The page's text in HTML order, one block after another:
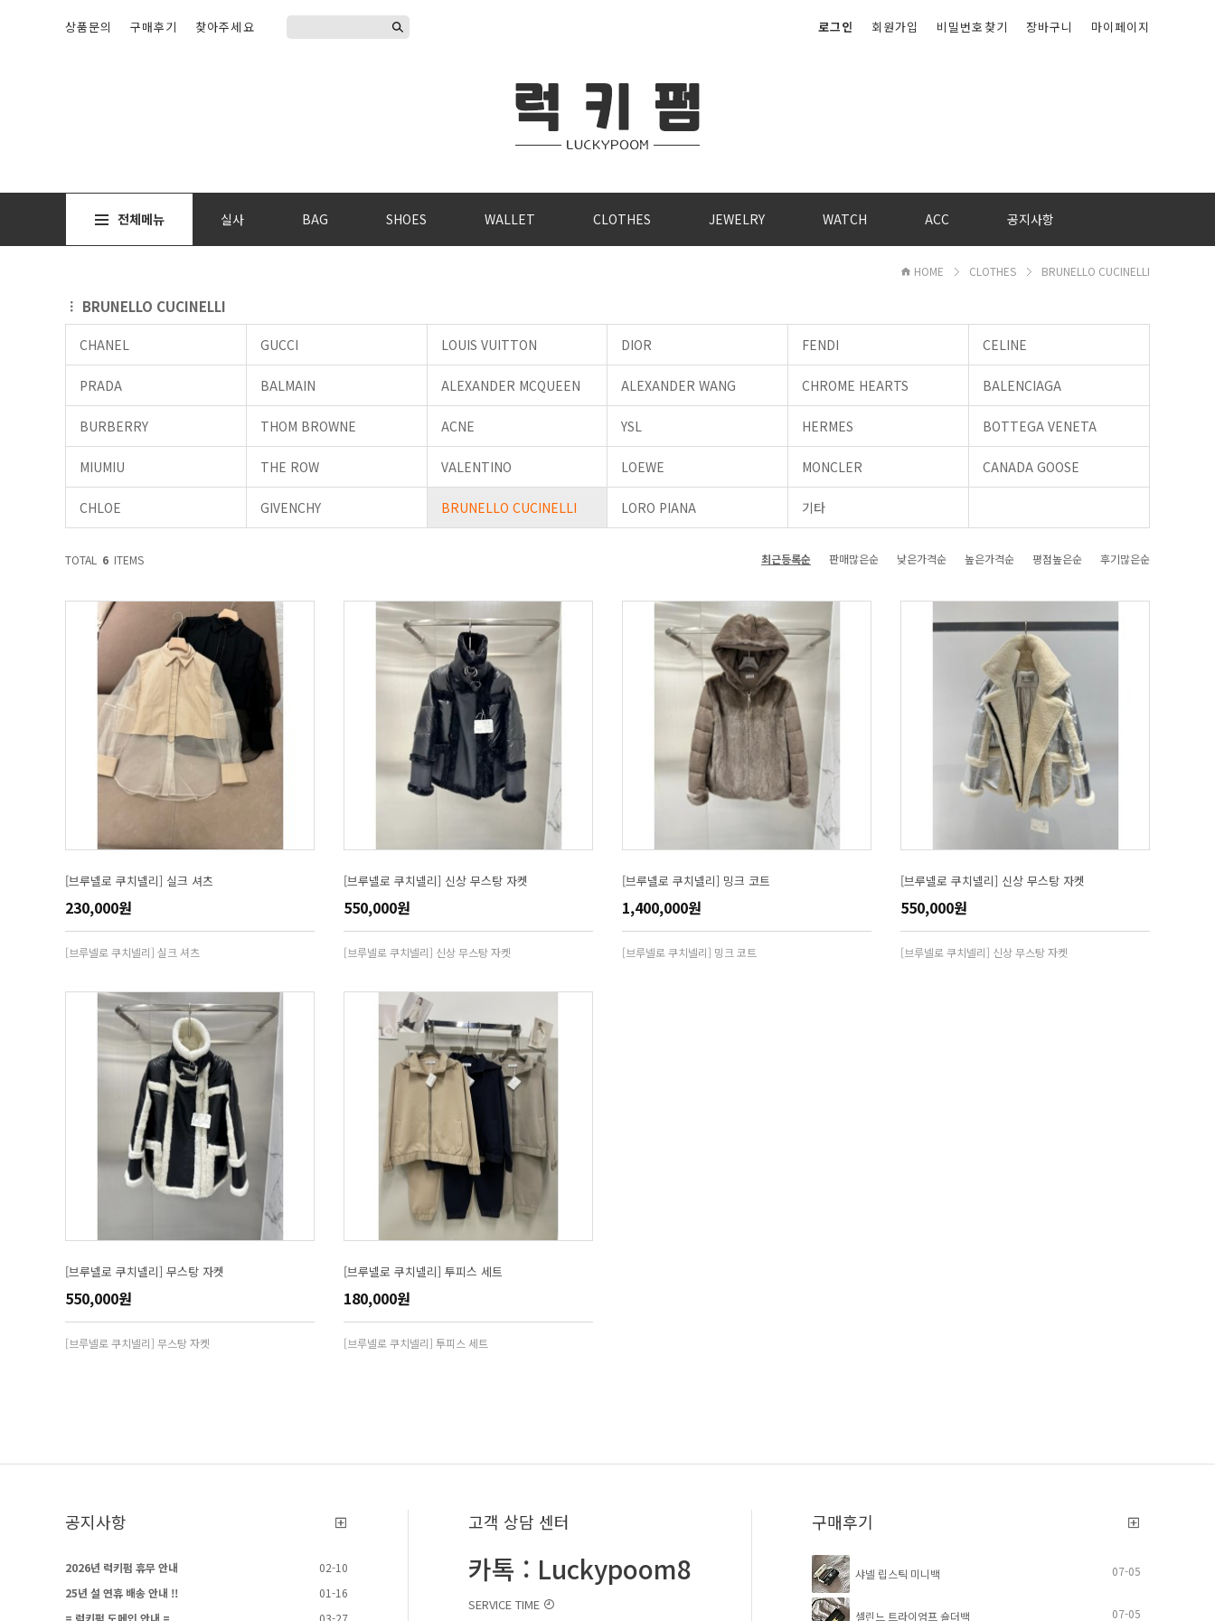
상품문의 구매후기 찾아주세요 로그인 회원가입 비밀번호찾기 장바구니 마이페이지
전체메뉴 실사 BAG SHOES WALLET CLOTHES JEWELRY WATCH ACC 공지사항
HOME CLOTHES BRUNELLO CUCINELLI
BRUNELLO CUCINELLI
CHANEL GUCCI LOUIS VUITTON DIOR FENDI CELINE
PRADA BALMAIN ALEXANDER MCQUEEN ALEXANDER WANG CHROME HEARTS BALENCIAGA
BURBERRY THOM BROWNE ACNE YSL HERMES BOTTEGA VENETA
MIUMIU THE ROW VALENTINO LOEWE MONCLER CANADA GOOSE
CHLOE GIVENCHY BRUNELLO CUCINELLI LORO PIANA 기타
TOTAL 6 ITEMS 최근등록순 판매많은순 낮은가격순 높은가격순 평점높은순 후기많은순
[브루넬로 쿠치넬리] 실크 셔츠
230,000원
[브루넬로 쿠치넬리] 실크 셔츠
[브루넬로 쿠치넬리] 신상 무스탕 자켓
550,000원
[브루넬로 쿠치넬리] 신상 무스탕 자켓
[브루넬로 쿠치넬리] 밍크 코트
1,400,000원
[브루넬로 쿠치넬리] 밍크 코트
[브루넬로 쿠치넬리] 신상 무스탕 자켓
550,000원
[브루넬로 쿠치넬리] 신상 무스탕 자켓
[브루넬로 쿠치넬리] 무스탕 자켓
550,000원
[브루넬로 쿠치넬리] 무스탕 자켓
[브루넬로 쿠치넬리] 투피스 세트
180,000원
[브루넬로 쿠치넬리] 투피스 세트
공지사항
2026년 럭키펌 휴무 안내
02-10
25년 설 연휴 배송 안내 !!
01-16
= 럭키펌 도메인 안내 =
03-27
고객 상담 센터
카톡 : Luckypoom8
SERVICE TIME
구매후기
샤넬 립스틱 미니백 07-05
셀린느 트라이엄프 숄더백 07-05